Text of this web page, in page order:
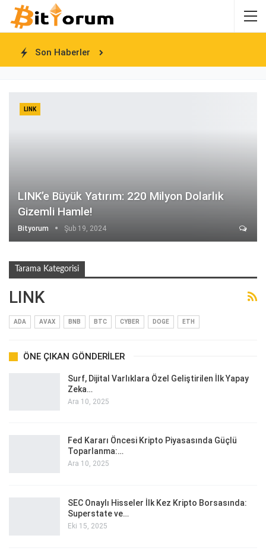
Son Haberler
LINK
LINK’e Büyük Yatırım: 220 Milyon Dolarlık
Gizemli Hamle!
Bityorum Şub 19, 2024
Tarama Kategorisi
LINK
ADA AVAX BNB BTC CYBER DOGE ETH
ÖNE ÇIKAN GÖNDERILER
Surf, Dijital Varlıklara Özel Geliştirilen İlk Yapay
Zeka…
Ara 10, 2025
Fed Kararı Öncesi Kripto Piyasasında Güçlü
Toparlanma:…
Ara 10, 2025
SEC Onaylı Hisseler İlk Kez Kripto Borsasında:
Superstate ve…
Eki 15, 2025